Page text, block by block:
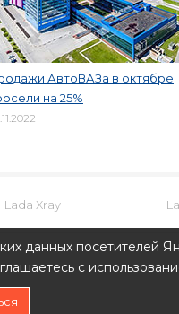
АвтоВАЗа в октябре
на 25%
Lada Xray
данных посетителей
с